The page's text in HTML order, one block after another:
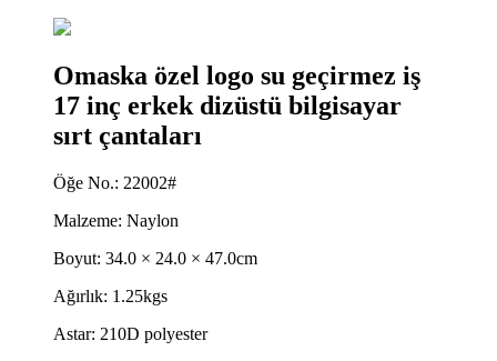
Omaska ​​özel logo su geçirmez iş
17 inç erkek dizüstü bilgisayar
sırt çantaları
Öğe No.: 22002#
Malzeme: Naylon
Boyut: 34.0 × 24.0 × 47.0cm
Ağırlık: 1.25kgs
Astar: 210D polyester